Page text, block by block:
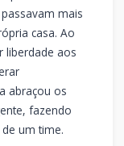
mais
casa. Ao
liberdade aos
abraçou os
fazendo
um time.